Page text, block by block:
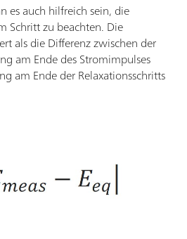
es auch hilfreich sein, die
Schritt zu beachten. Die
als die Differenz zwischen der
am Ende des Stromimpulses
am Ende der Relaxationsschritts